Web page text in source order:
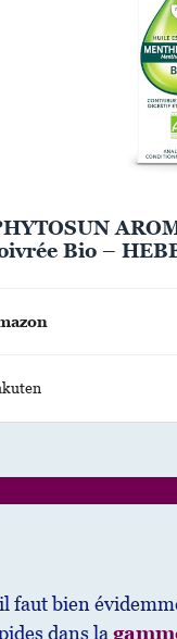
Bio –
faut bien
dans la